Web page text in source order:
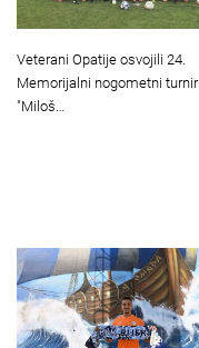
Veterani Opatije osvojili 24.
Memorijalni nogometni turnir
"Miloš…